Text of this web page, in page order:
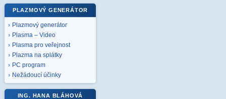
PLAZMOVÝ GENERÁTOR
Plazmový generátor
Plasma – Video
Plasma pro veřejnost
Plazma na splátky
PC program
Nežádoucí účinky
ING. HANA BLÁHOVÁ